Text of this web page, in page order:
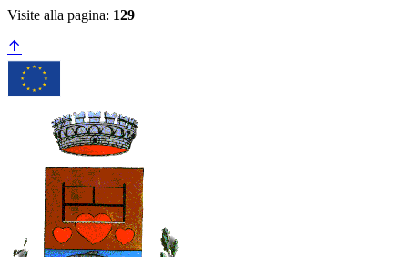
Visite alla pagina: 129